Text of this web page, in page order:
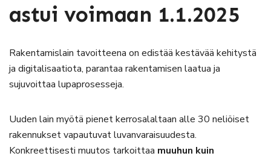
astui voimaan 1.1.2025
Rakentamislain tavoitteena on edistää kestävää kehitystä
ja digitalisaatiota, parantaa rakentamisen laatua ja
sujuvoittaa lupaprosesseja.
Uuden lain myötä pienet kerrosalaltaan alle 30 neliöiset
rakennukset vapautuvat luvanvaraisuudesta.
Konkreettisesti muutos tarkoittaa muuhun kuin